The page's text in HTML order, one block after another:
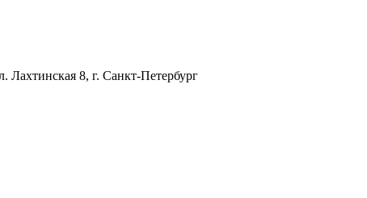
Лахтинская 8, г. Санкт-Петербург